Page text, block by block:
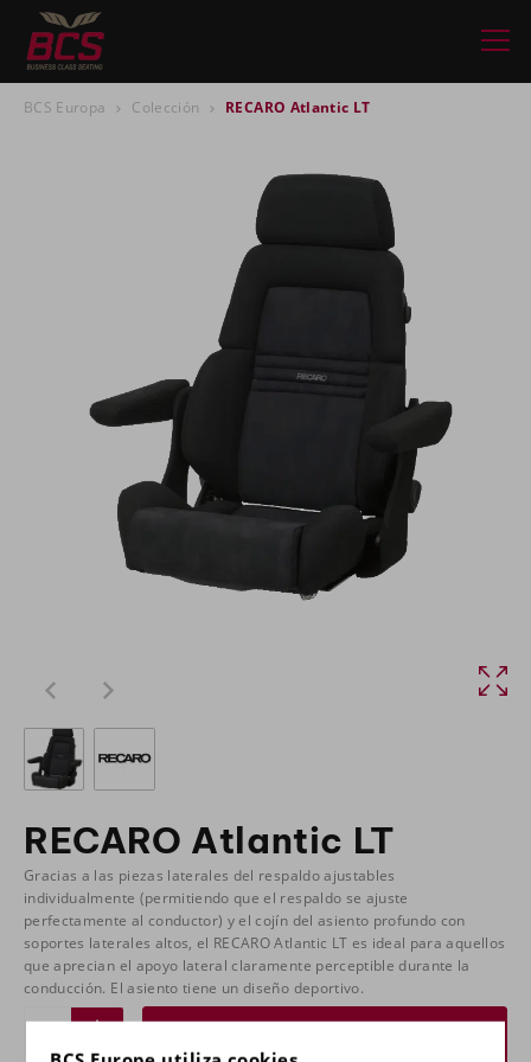
BCS Europa Colección RECARO Atlantic LT
RECARO Atlantic LT
Gracias a las piezas laterales del respaldo ajustables
individualmente (permitiendo que el respaldo se ajuste
perfectamente al conductor) y el cojín del asiento profundo con
soportes laterales altos, el RECARO Atlantic LT es ideal para aquellos
que aprecian el apoyo lateral claramente perceptible durante la
conducción. El asiento tiene un diseño deportivo.